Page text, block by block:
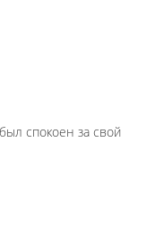
спокоен за свой